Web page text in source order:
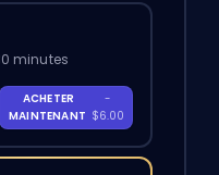
minutes
ACHETER
MAINTENANT
-
$6.00